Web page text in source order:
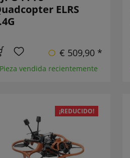
ELRS
€ 509,90 *
vendida recientemente
¡REDUCIDO!